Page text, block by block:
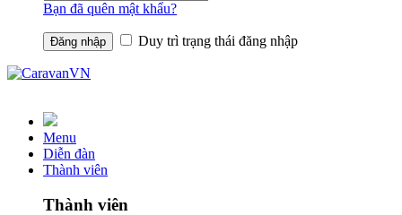
Bạn đã quên mật khẩu?
Duy trì trạng thái đăng nhập
Menu
Diễn đàn
Thành viên
Thành viên